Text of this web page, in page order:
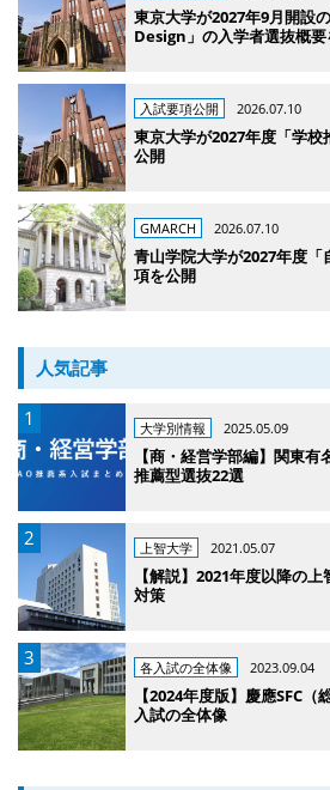
東京大学が2027年9月開設
Design」の入学者選抜概
入試要項公開 2026.07.10
東京大学が2027年度「学
公開
GMARCH 2026.07.10
青山学院大学が2027年度
項を公開
人気記事
大学別情報 2025.05.09
【商・経営学部編】関東
推薦型選抜22選
上智大学 2021.05.07
【解説】2021年度以降の
対策
各入試の全体像 2023.09.04
【2024年度版】慶應SFC
入試の全体像